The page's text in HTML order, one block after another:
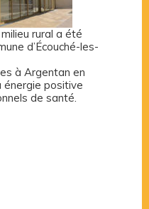
rural a été
d’Écouché-les-
à Argentan en
positive
de santé.